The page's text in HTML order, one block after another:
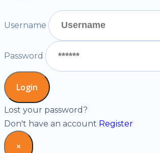
Username
Password
Lost your password?
Don't have an account Register
×